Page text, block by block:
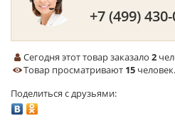
+7 (499)
Сегодня этот товар заказало2
Товар просматривают 15 человек.
Поделиться с друзьями: